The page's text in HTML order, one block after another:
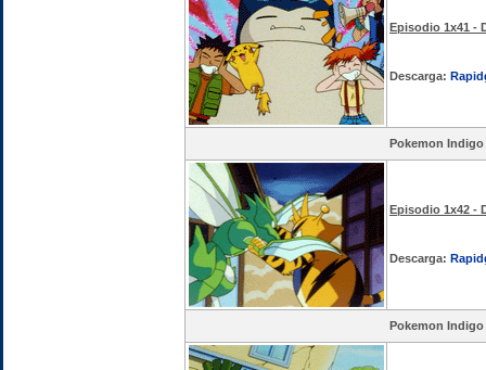
Episodio 1x41 -
Descarga:
Pokemon Indigo
Episodio 1x42 -
Descarga:
Pokemon Indigo